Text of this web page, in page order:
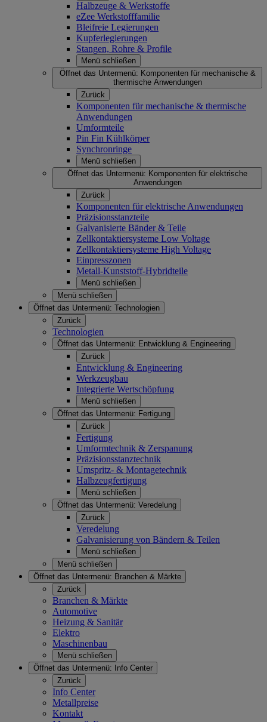
Halbzeuge & Werkstoffe
eZee Werkstofffamilie
Bleifreie Legierungen
Kupferlegierungen
Stangen, Rohre & Profile
Menü schließen
Öffnet das Untermenü: Komponenten für mechanische &
thermische Anwendungen
Zurück
Komponenten für mechanische & thermische
Anwendungen
Umformteile
Pin Fin Kühlkörper
Synchronringe
Menü schließen
Öffnet das Untermenü: Komponenten für elektrische
Anwendungen
Zurück
Komponenten für elektrische Anwendungen
Präzisionsstanzteile
Galvanisierte Bänder & Teile
Zellkontaktiersysteme Low Voltage
Zellkontaktiersysteme High Voltage
Einpresszonen
Metall-Kunststoff-Hybridteile
Menü schließen
Menü schließen
Öffnet das Untermenü: Technologien
Zurück
Technologien
Öffnet das Untermenü: Entwicklung & Engineering
Zurück
Entwicklung & Engineering
Werkzeugbau
Integrierte Wertschöpfung
Menü schließen
Öffnet das Untermenü: Fertigung
Zurück
Fertigung
Umformtechnik & Zerspanung
Präzisionsstanztechnik
Umspritz- & Montagetechnik
Halbzeugfertigung
Menü schließen
Öffnet das Untermenü: Veredelung
Zurück
Veredelung
Galvanisierung von Bändern & Teilen
Menü schließen
Menü schließen
Öffnet das Untermenü: Branchen & Märkte
Zurück
Branchen & Märkte
Automotive
Heizung & Sanitär
Elektro
Maschinenbau
Menü schließen
Öffnet das Untermenü:
Info Center
Zurück
Info Center
Metallpreise
Kontakt